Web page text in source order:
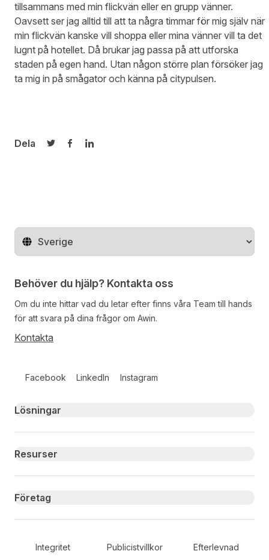
tillsammans med min flickvän eller en grupp vänner.
Oavsett ser jag alltid till att ta några timmar för mig själv när
min flickvän kanske vill shoppa eller mina vänner vill ta det
lugnt på hotellet. Då brukar jag passa på att utforska
staden på egen hand. Utan någon större plan försöker jag
ta mig in på smågator och känna på citypulsen.
Dela
Dela på Twitter
Dela på Facebook
Dela på LinkedIn
Byt land
Behöver du hjälp? Kontakta oss
Om du inte hittar vad du letar efter finns våra Team till hands
för att svara på dina frågor om Awin.
Kontakta
Facebook LinkedIn Instagram
Primary footer navigation
Lösningar
Resurser
Företag
Secondary Footer Navigation
Integritet Publicistvillkor Efterlevnad